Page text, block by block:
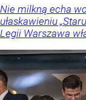
Nie milkną echa
ułaskawieniu
Legii Warszawa